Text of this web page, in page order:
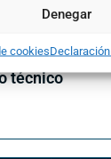
Denegar
cookies su
técnico